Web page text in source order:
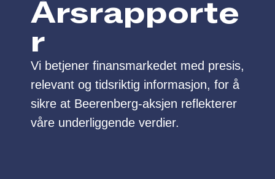
Årsrapporte
r
Vi betjener finansmarkedet med presis,
relevant og tidsriktig informasjon, for å
sikre at Beerenberg-aksjen reflekterer
våre underliggende verdier.